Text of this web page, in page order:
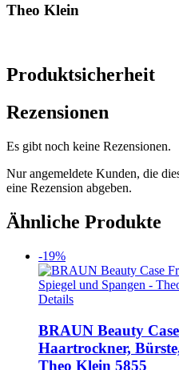
Theo Klein
Produktsicherheit
Rezensionen
Es gibt noch keine Rezensionen.
Nur angemeldete Kunden, die
eine Rezension abgeben.
Ähnliche Produkte
-19%
Details
BRAUN Beauty
Haartrockner,
Theo Klein 5855